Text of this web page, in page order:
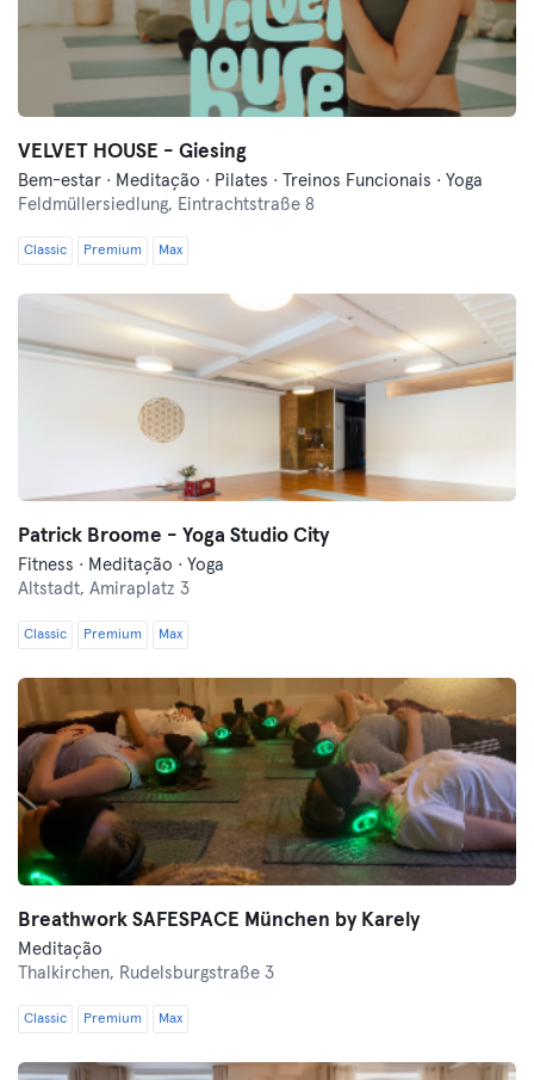
VELVET HOUSE - Giesing
Bem-estar · Meditação · Pilates · Treinos Funcionais · Yoga
Feldmüllersiedlung, Eintrachtstraße 8
Classic Premium Max
Patrick Broome - Yoga Studio City
Fitness · Meditação · Yoga
Altstadt, Amiraplatz 3
Classic Premium Max
Breathwork SAFESPACE München by Karely
Meditação
Thalkirchen, Rudelsburgstraße 3
Classic Premium Max